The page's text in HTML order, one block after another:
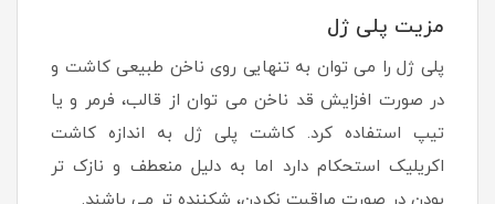
مزیت پلی ژل
پلی ژل را می توان به تنهایی روی ناخن طبیعی کاشت و
در صورت افزایش قد ناخن می توان از قالب، فرمر و یا
تیپ استفاده کرد. کاشت پلی ژل به اندازه کاشت
اکریلیک استحکام دارد اما به دلیل منعطف و نازک تر